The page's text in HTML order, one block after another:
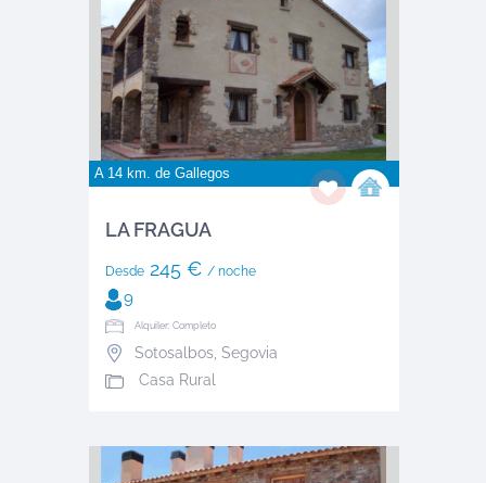
A 14 km. de Gallegos
LA FRAGUA
Desde245 € / noche
9
Alquiler: Completo
Sotosalbos, Segovia
Casa Rural